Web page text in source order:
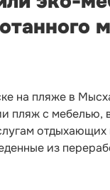
на пляже в
пляж с мебелью,
из